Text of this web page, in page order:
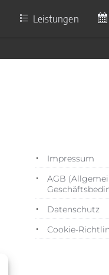
Leistungen
Impressum
AGB
Datenschutz
Cookie-